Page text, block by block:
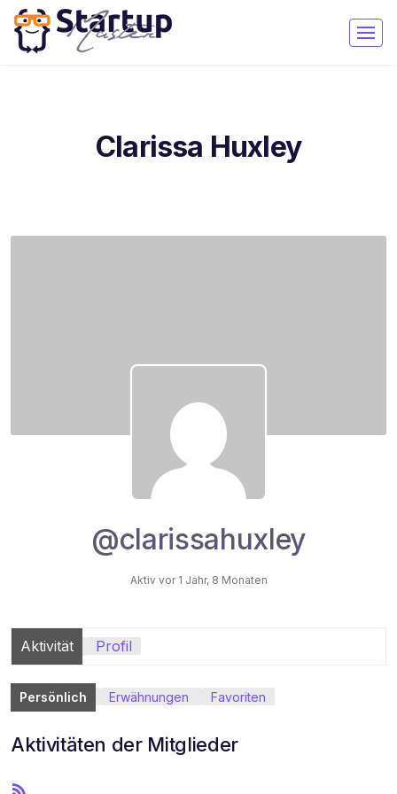
Clarissa Huxley
@clarissahuxley
Aktiv vor 1 Jahr, 8 Monaten
Aktivität Profil
Persönlich Erwähnungen Favoriten
Aktivitäten der Mitglieder